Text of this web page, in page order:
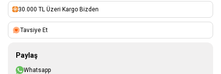
30.000 TL Üzeri Kargo Bizden
Tavsiye Et
Paylaş
Whatsapp